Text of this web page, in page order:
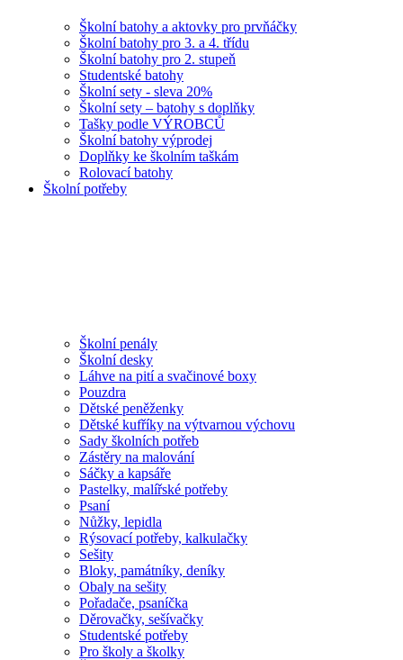
Školní batohy a aktovky pro prvňáčky
Školní batohy pro 3. a 4. třídu
Školní batohy pro 2. stupeň
Studentské batohy
Školní sety - sleva 20%
Školní sety – batohy s doplňky
Tašky podle VÝROBCŮ
Školní batohy výprodej
Doplňky ke školním taškám
Rolovací batohy
Školní potřeby
Školní penály
Školní desky
Láhve na pití a svačinové boxy
Pouzdra
Dětské peněženky
Dětské kufříky na výtvarnou výchovu
Sady školních potřeb
Zástěry na malování
Sáčky a kapsáře
Pastelky, malířské potřeby
Psaní
Nůžky, lepidla
Rýsovací potřeby, kalkulačky
Sešity
Bloky, památníky, deníky
Obaly na sešity
Pořadače, psaníčka
Děrovačky, sešívačky
Studentské potřeby
Pro školy a školky